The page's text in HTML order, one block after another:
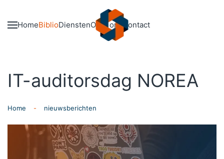
Skip to main content
HomeBiblioDienstenOver onsContact
IT-auditorsdag NOREA
Home nieuwsberichten